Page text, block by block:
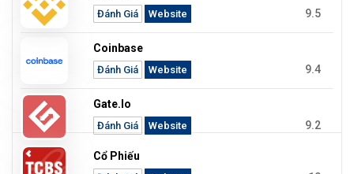
Đánh Giá Website 9.5
Coinbase
Đánh Giá Website 9.4
Gate.io
Đánh Giá Website 9.2
Cổ Phiếu